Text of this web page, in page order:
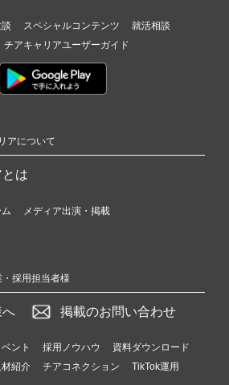
スペシャルコンテンツ
就活相談
チアキャリアユーザーガイド
アについて
は
メディア出演・掲載
・採用担当者様
へ 掲載のお問い合わせ
ント 採用ノウハウ
資料ダウンロード
材紹介 チアコネクション
TikTok運用